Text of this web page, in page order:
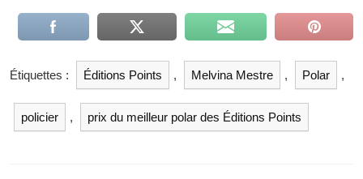
Étiquettes : Éditions Points , Melvina Mestre , Polar ,
policier , prix du meilleur polar des Éditions Points